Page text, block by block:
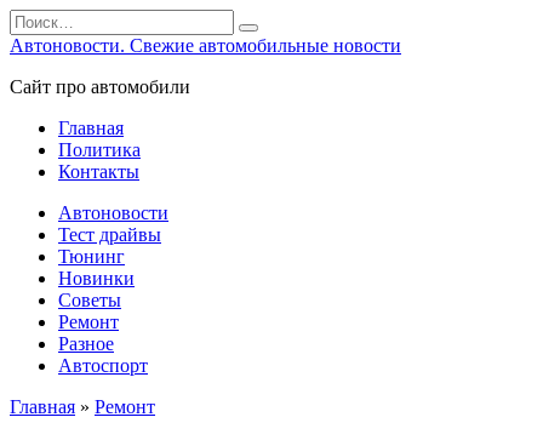
Перейти
к
Search
for:
Автоновости. Свежие автомобильные новости
Сайт про автомобили
Главная
Политика
Контакты
Автоновости
Тест драйвы
Тюнинг
Новинки
Советы
Ремонт
Разное
Автоспорт
Главная » Ремонт